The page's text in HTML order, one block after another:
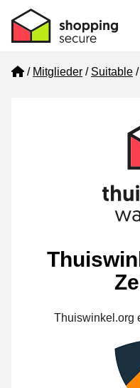
Home
Mitglieder Suitable
Thuiswinkel.org